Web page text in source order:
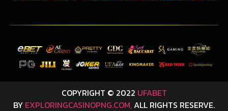
COPYRIGHT © 2022 UFABET
BY EXPLORINGCASINOPNG.COM,ALL RIGHTS RESERVE.